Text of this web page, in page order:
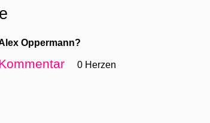
Oppermann?
0 Herzen